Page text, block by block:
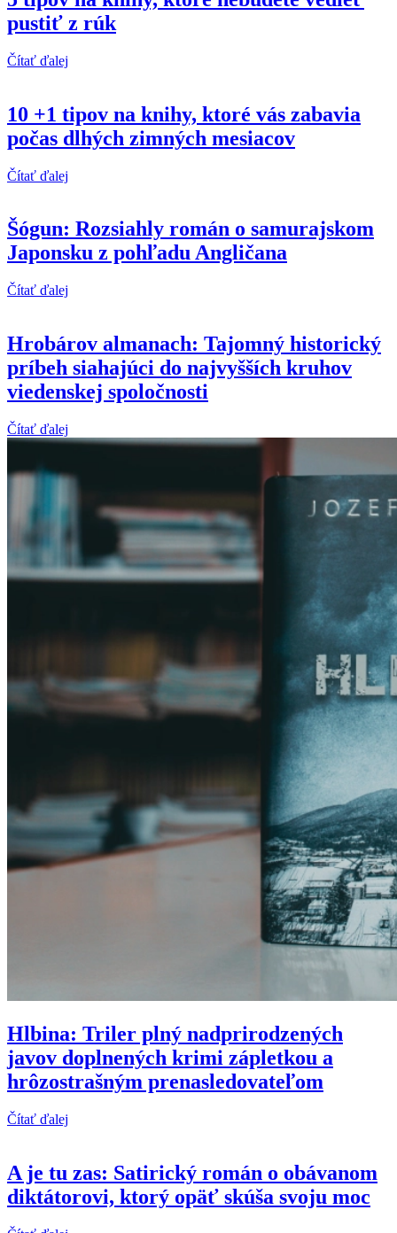
pustiť z rúk
Čítať ďalej
10 +1 tipov na knihy, ktoré vás zabavia
počas dlhých zimných mesiacov
Čítať ďalej
Šógun: Rozsiahly román o samurajskom
Japonsku z pohľadu Angličana
Čítať ďalej
Hrobárov almanach: Tajomný historický
príbeh siahajúci do najvyšších kruhov
viedenskej spoločnosti
Čítať ďalej
Hlbina: Triler plný nadprirodzených
javov doplnených krimi zápletkou a
hrôzostrašným prenasledovateľom
Čítať ďalej
A je tu zas: Satirický román o obávanom
diktátorovi, ktorý opäť skúša svoju moc